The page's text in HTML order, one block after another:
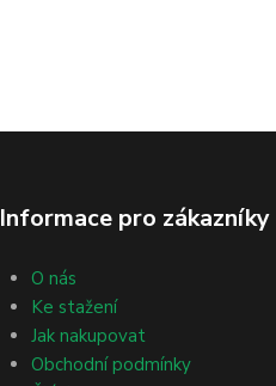
Informace pro zákazníky
O nás
Ke stažení
Jak nakupovat
Obchodní podmínky